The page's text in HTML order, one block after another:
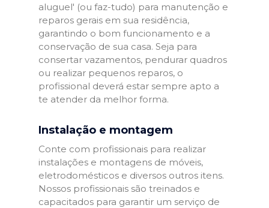
aluguel' (ou faz-tudo) para manutenção e
reparos gerais em sua residência,
garantindo o bom funcionamento e a
conservação de sua casa. Seja para
consertar vazamentos, pendurar quadros
ou realizar pequenos reparos, o
profissional deverá estar sempre apto a
te atender da melhor forma.
Instalação e montagem
Conte com profissionais para realizar
instalações e montagens de móveis,
eletrodomésticos e diversos outros itens.
Nossos profissionais são treinados e
capacitados para garantir um serviço de